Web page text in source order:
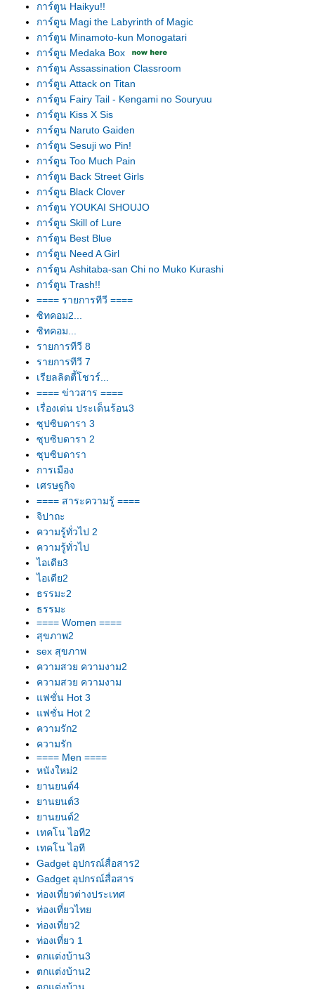
การ์ตูน Haikyu!!
การ์ตูน Magi the Labyrinth of Magic
การ์ตูน Minamoto-kun Monogatari
การ์ตูน Medaka Box
การ์ตูน Assassination Classroom
การ์ตูน Attack on Titan
การ์ตูน Fairy Tail - Kengami no Souryuu
การ์ตูน Kiss X Sis
การ์ตูน Naruto Gaiden
การ์ตูน Sesuji wo Pin!
การ์ตูน Too Much Pain
การ์ตูน Back Street Girls
การ์ตูน Black Clover
การ์ตูน YOUKAI SHOUJO
การ์ตูน Skill of Lure
การ์ตูน Best Blue
การ์ตูน Need A Girl
การ์ตูน Ashitaba-san Chi no Muko Kurashi
การ์ตูน Trash!!
==== รายการทีวี ====
ซิทคอม2...
ซิทคอม...
รายการทีวี 8
รายการทีวี 7
เรียลลิตตี้โชวร์...
==== ข่าวสาร ====
เรื่องเด่น ประเด็นร้อน3
ซุปซิบดารา 3
ซุบซิบดารา 2
ซุบซิบดารา
การเมือง
เศรษฐกิจ
==== สาระความรู้ ====
จิปาถะ
ความรู้ทั่วไป 2
ความรู้ทั่วไป
ไอเดีย3
ไอเดีย2
ธรรมะ2
ธรรมะ
==== Women ====
สุขภาพ2
sex สุขภาพ
ความสวย ความงาม2
ความสวย ความงาม
ฟชั่น Hot 3
ฟชั่น Hot 2
ความรัก2
ความรัก
==== Men ====
หนังใหม่2
านยนต์4
านยนต์3
านยนต์2
เทคโน ไอที2
เทคโน ไอที
Gadget อุปกรณ์สื่อสาร2
Gadget อุปกรณ์สื่อสาร
ท่องเที่ยวต่างประเทศ
ท่องเที่ยวไท
ท่องเที่ยว2
ท่องเที่ยว 1
ตกแต่งบ้าน3
ตกแต่งบ้าน2